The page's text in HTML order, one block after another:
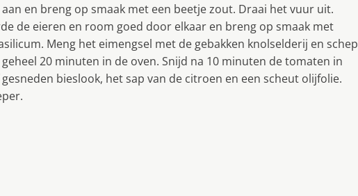
en breng op smaak met een beetje zout. Draai het vuur uit.
de eieren en room goed door elkaar en breng op smaak met
Meng het eimengsel met de gebakken knolselderij en schep
20 minuten in de oven. Snijd na 10 minuten de tomaten in
bieslook, het sap van de citroen en een scheut olijfolie.